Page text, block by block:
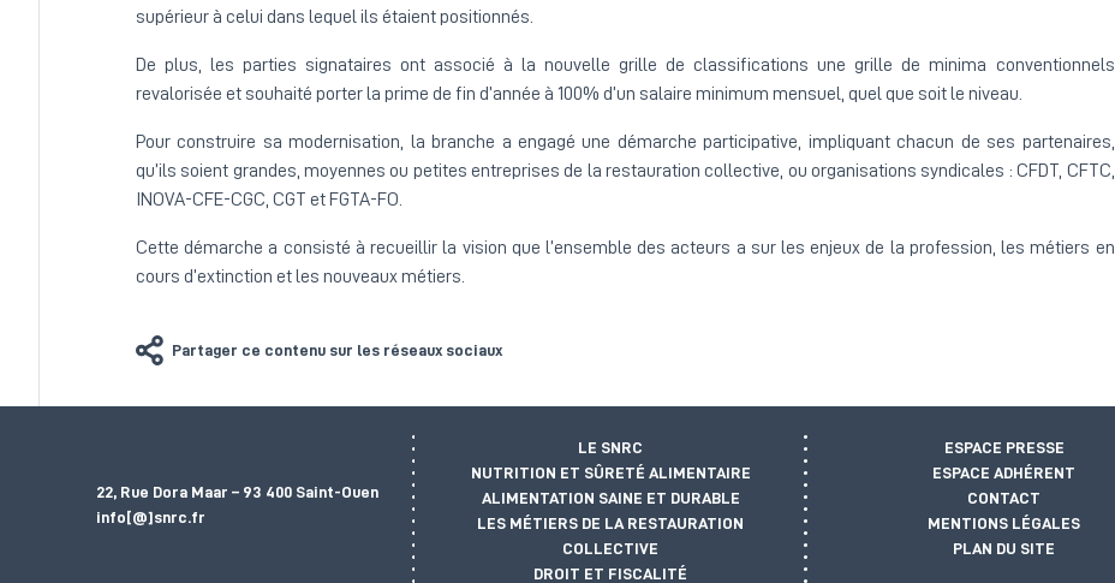
supérieur à celui dans lequel ils étaient positionnés.
De plus, les parties signataires ont associé à la nouvelle grille de classifications une grille de minima conventionnels
revalorisée et souhaité porter la prime de fin d’année à 100% d’un salaire minimum mensuel, quel que soit le niveau.
Pour construire sa modernisation, la branche a engagé une démarche participative, impliquant chacun de ses partenaires,
qu’ils soient grandes, moyennes ou petites entreprises de la restauration collective, ou organisations syndicales : CFDT, CFTC,
INOVA-CFE-CGC, CGT et FGTA-FO.
Cette démarche a consisté à recueillir la vision que l’ensemble des acteurs a sur les enjeux de la profession, les métiers en
cours d’extinction et les nouveaux métiers.
Partager ce contenu sur les réseaux sociaux
22, Rue Dora Maar – 93 400 Saint-Ouen
info[@]snrc.fr
LE SNRC
NUTRITION ET SÛRETÉ ALIMENTAIRE
ALIMENTATION SAINE ET DURABLE
LES MÉTIERS DE LA RESTAURATION
COLLECTIVE
DROIT ET FISCALITÉ
ESPACE PRESSE
ESPACE ADHÉRENT
CONTACT
MENTIONS LÉGALES
PLAN DU SITE